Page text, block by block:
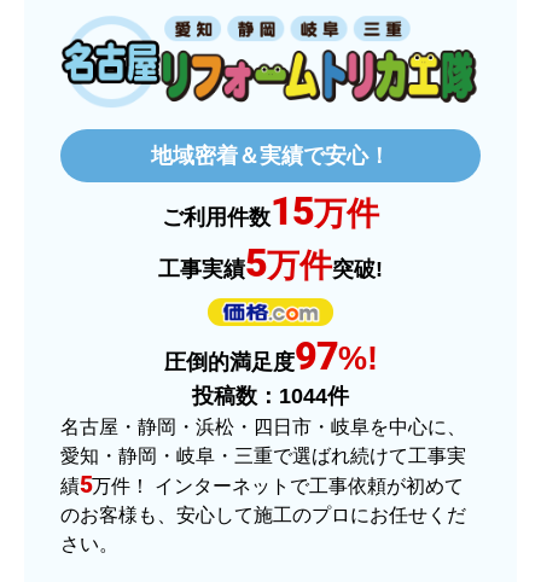
ものおきものおきさん
2025年12月26日 18:45
欲しい商品をスムーズに注文できましたか？
はい
ショップからの連絡や対応は適切でしたか？
商品の梱包は必要十分なものでしたか？
またこのショップを利用したいですか？
はい
【注文商品】ヒーター・ストーブ 【注
文時期】2025年11月頃（モバイルから）
【このショップを選んだ理由は？】
地域密着＆実績で安心！
ご利用件数15万件
工事実績5万件突破!
圧倒的満足度97%!
投稿数： 1044件
名古屋・静岡・浜松・四日市・岐阜を中心に、
愛知・静岡・岐阜・三重で選ばれ続けて工事実
績5万件！ インターネットで工事依頼が初めて
のお客様も、安心して施工のプロにお任せくだ
さい。